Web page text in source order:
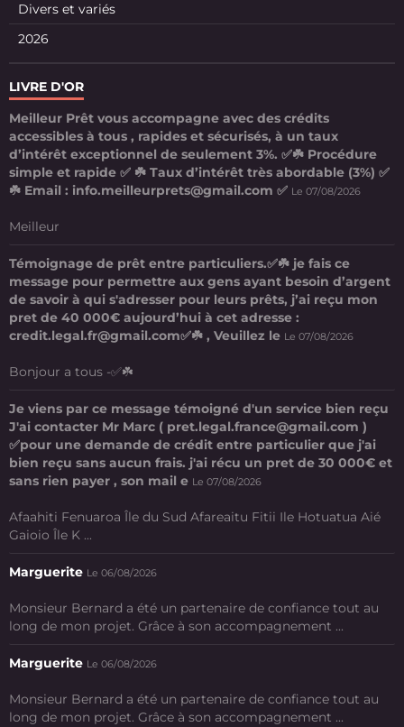
Divers et variés
2026
LIVRE D'OR
Meilleur Prêt vous accompagne avec des crédits
accessibles à tous , rapides et sécurisés, à un taux
d’intérêt exceptionnel de seulement 3%. ✅☘️ Procédure
simple et rapide ✅ ☘️ Taux d’intérêt très abordable (3%) ✅
☘️ Email : info.meilleurprets@gmail.com ✅ Le 07/08/2026
Meilleur
Témoignage de prêt entre particuliers.✅☘️ je fais ce
message pour permettre aux gens ayant besoin d’argent
de savoir à qui s'adresser pour leurs prêts, j’ai reçu mon
pret de 40 000€ aujourd’hui à cet adresse :
credit.legal.fr@gmail.com✅☘️ , Veuillez le Le 07/08/2026
Bonjour a tous -✅☘️
Je viens par ce message témoigné d'un service bien reçu
J'ai contacter Mr Marc ( pret.legal.france@gmail.com )
✅pour une demande de crédit entre particulier que j'ai
bien reçu sans aucun frais. j'ai récu un pret de 30 000€ et
sans rien payer , son mail e Le 07/08/2026
Afaahiti Fenuaroa Île du Sud Afareaitu Fitii Ile Hotuatua Aié
Gaioio Île K ...
Marguerite Le 06/08/2026
Monsieur Bernard a été un partenaire de confiance tout au
long de mon projet. Grâce à son accompagnement ...
Marguerite Le 06/08/2026
Monsieur Bernard a été un partenaire de confiance tout au
long de mon projet. Grâce à son accompagnement ...